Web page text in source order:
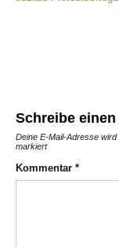
Schreibe
Deine E-Mail-Adresse wird
markiert
Kommentar *